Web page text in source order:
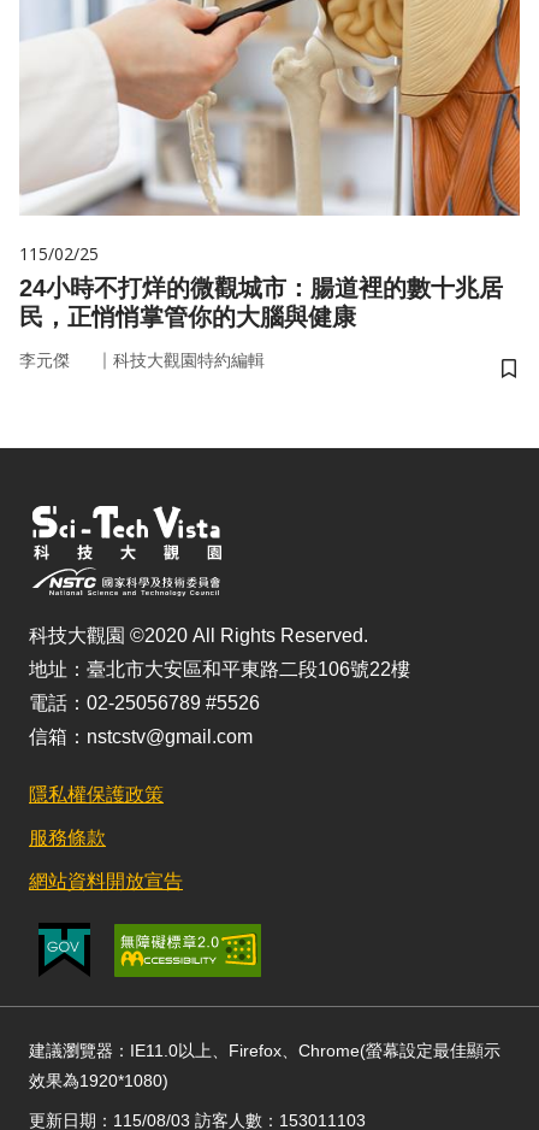
115/02/25
24小時不打烊的微觀城市：腸道裡的數十兆居
民，正悄悄掌管你的大腦與健康
李元傑 ｜ 科技大觀園特約編輯
儲
科技大觀園 ©2020 All Rights Reserved.
地址：臺北市大安區和平東路二段106號22樓
電話：02-25056789 #5526
信箱：nstcstv@gmail.com
隱私權保護政策
服務條款
網站資料開放宣告
建議瀏覽器：IE11.0以上、Firefox、Chrome(螢幕設定最佳顯示
效果為1920*1080)
更新日期：115/08/03 訪客人數：153011103